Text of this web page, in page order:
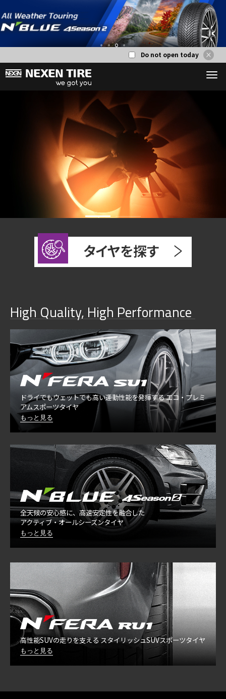
4
Do not open today
1 2
High Quality, High Performance
ドライでもウェットでも高い運動性能を発揮する エコ・プレミ
アムスポーツタイヤ
もっと見る
全天候の安心感に、高速安定性を融合した
アクティブ・オールシーズンタイヤ
もっと見る
高性能SUVの走りを支える スタイリッシュSUVスポーツタイヤ
もっと見る